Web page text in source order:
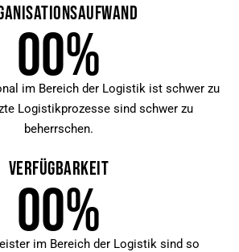
00%
im Bereich der Logistik ist schwer zu
Logistikprozesse sind schwer zu
beherrschen.
00%
im Bereich der Logistik sind so